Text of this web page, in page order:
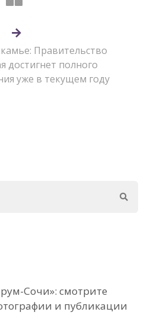
Правительство
достигнет полного
уже в текущем году
Сочи»: смотрите
и публикации